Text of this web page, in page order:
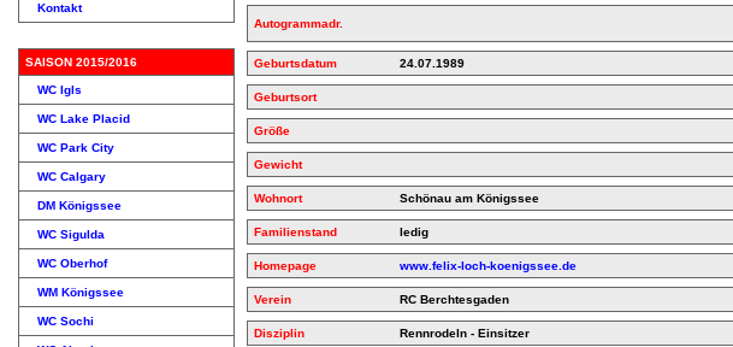
Kontakt
SAISON 2015/2016
WC Igls
WC Lake Placid
WC Park City
WC Calgary
DM Königssee
WC Sigulda
WC Oberhof
WM Königssee
WC Sochi
Autogrammadr.
Geburtsdatum 24.07.1989
Geburtsort
Größe
Gewicht
Wohnort Schönau am Königssee
Familienstand ledig
Homepage www.felix-loch-koenigssee.de
Verein RC Berchtesgaden
Disziplin Rennrodeln - Einsitzer